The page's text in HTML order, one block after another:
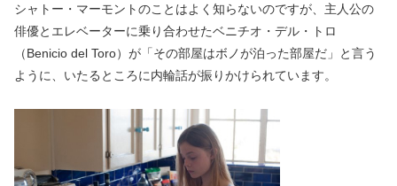
シャトー・マーモントのことはよく知らないのですが、主人公の
俳優とエレベーターに乗り合わせたベニチオ・デル・トロ
（Benicio del Toro）が「その部屋はボノが泊った部屋だ」と言う
ように、いたるところに内輪話が振りかけられています。